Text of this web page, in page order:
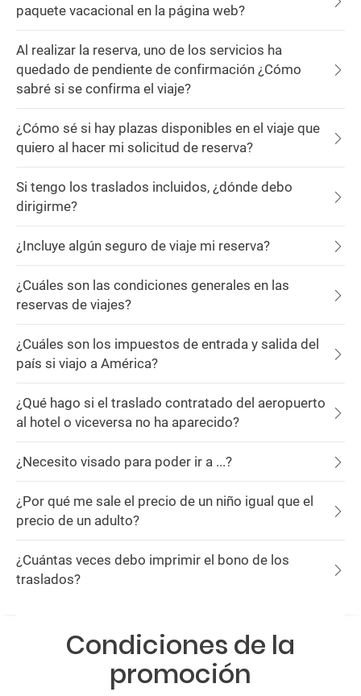
paquete vacacional en la página web?
Al realizar la reserva, uno de los servicios ha
quedado de pendiente de confirmación ¿Cómo
sabré si se confirma el viaje?
¿Cómo sé si hay plazas disponibles en el viaje que
quiero al hacer mi solicitud de reserva?
Si tengo los traslados incluidos, ¿dónde debo
dirigirme?
¿Incluye algún seguro de viaje mi reserva?
¿Cuáles son las condiciones generales en las
reservas de viajes?
¿Cuáles son los impuestos de entrada y salida del
país si viajo a América?
¿Qué hago si el traslado contratado del aeropuerto
al hotel o viceversa no ha aparecido?
¿Necesito visado para poder ir a ...?
¿Por qué me sale el precio de un niño igual que el
precio de un adulto?
¿Cuántas veces debo imprimir el bono de los
traslados?
Condiciones de la
promoción